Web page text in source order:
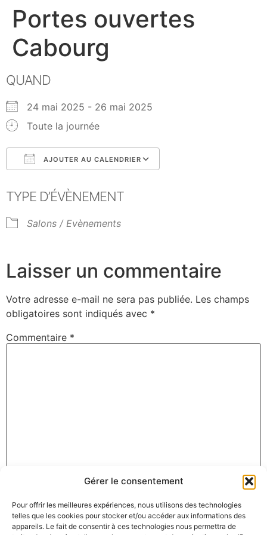
Gérer le consentement
Pour offrir les meilleures expériences, nous utilisons des technologies
telles que les cookies pour stocker et/ou accéder aux informations des
appareils. Le fait de consentir à ces technologies nous permettra de
Portes ouvertes
Cabourg
QUAND
24 mai 2025 - 26 mai 2025
Toute la journée
AJOUTER AU CALENDRIER
TYPE D’ÉVÈNEMENT
Salons / Evènements
Laisser un commentaire
Votre adresse e-mail ne sera pas publiée. Les champs
obligatoires sont indiqués avec *
Commentaire *